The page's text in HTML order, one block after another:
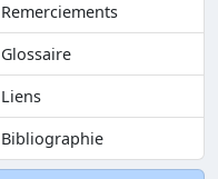
Remerciements
Glossaire
Liens
Bibliographie